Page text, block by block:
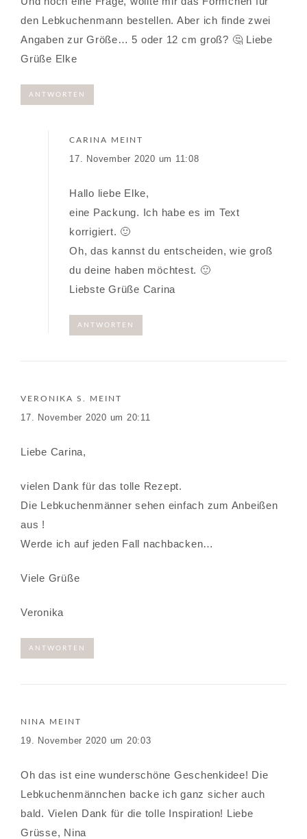
den Lebkuchenmann bestellen. Aber ich finde zwei
Angaben zur Größe… 5 oder 12 cm groß? 🤔 Liebe
Grüße Elke
ANTWORTEN
CARINA MEINT
17. November 2020 um 11:08
Hallo liebe Elke,
eine Packung. Ich habe es im Text
korrigiert. 🙂
Oh, das kannst du entscheiden, wie groß
du deine haben möchtest. 🙂
Liebste Grüße Carina
ANTWORTEN
VERONIKA S. MEINT
17. November 2020 um 20:11
Liebe Carina,
vielen Dank für das tolle Rezept.
Die Lebkuchenmänner sehen einfach zum Anbeißen
aus !
Werde ich auf jeden Fall nachbacken…
Viele Grüße
Veronika
ANTWORTEN
NINA MEINT
19. November 2020 um 20:03
Oh das ist eine wunderschöne Geschenkidee! Die
Lebkuchenmännchen backe ich ganz sicher auch
bald. Vielen Dank für die tolle Inspiration! Liebe
Grüsse, Nina